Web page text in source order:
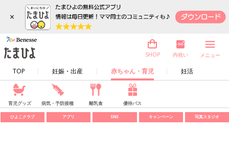
×
TOP 妊娠・出産 赤ちゃん・育児 妊活
SHOP 内祝い メニュー
育児グッズ 病気・予防接種 離乳食 優待パス
ひよこクラブ アプリ SNS キャンペーン 写真スタジオ